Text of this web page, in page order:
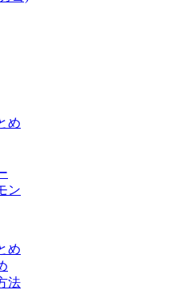
め
ン
め
法